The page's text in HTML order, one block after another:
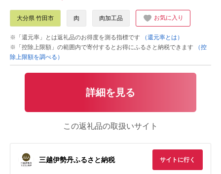
大分県 竹田市 肉 肉加工品 お気に入り
※「還元率」とは返礼品のお得度を測る指標です
（還元率とは）
※「控除上限額」の範囲内で寄付するとお得にふるさと納税できます
（控
除上限額を調べる）
詳細を見る
この返礼品の取扱いサイト
三越伊勢丹ふるさと納税 サイトに行く